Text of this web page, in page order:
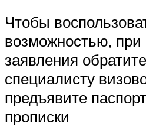
Чтобы
возможностью,
заявления
специалисту
предъявите
прописки